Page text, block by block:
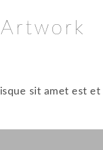
Artwork
sit amet est